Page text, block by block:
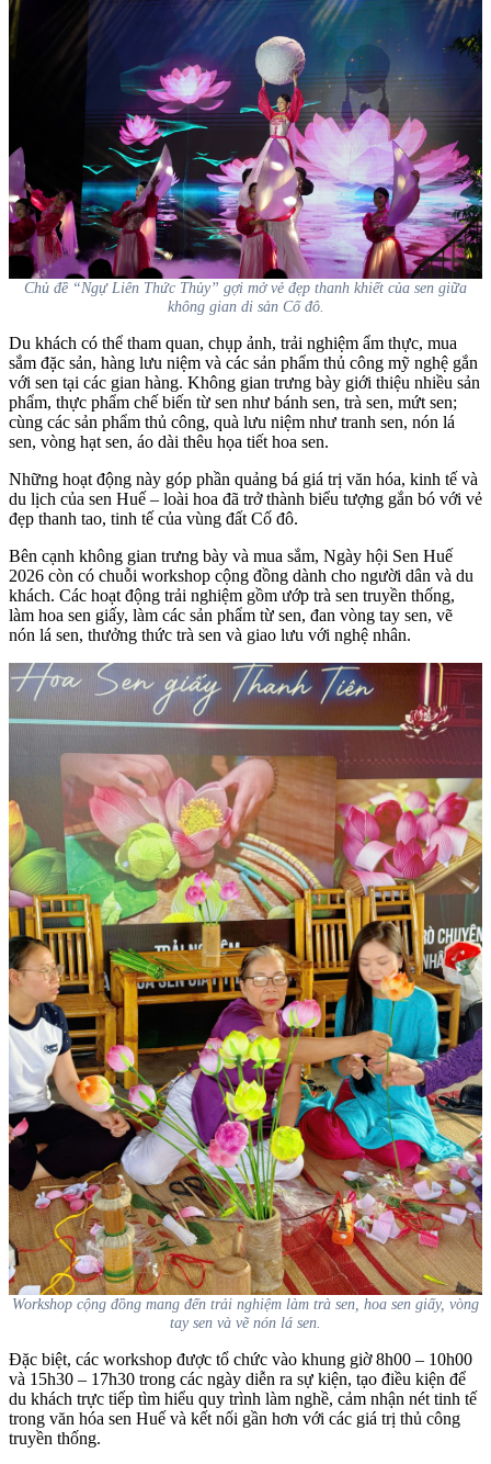
Chủ đề “Ngự Liên Thức Thủy” gợi mở vẻ đẹp thanh khiết của sen giữa
không gian di sản Cố đô.
Du khách có thể tham quan, chụp ảnh, trải nghiệm ẩm thực, mua
sắm đặc sản, hàng lưu niệm và các sản phẩm thủ công mỹ nghệ gắn
với sen tại các gian hàng. Không gian trưng bày giới thiệu nhiều sản
phẩm, thực phẩm chế biến từ sen như bánh sen, trà sen, mứt sen;
cùng các sản phẩm thủ công, quà lưu niệm như tranh sen, nón lá
sen, vòng hạt sen, áo dài thêu họa tiết hoa sen.
Những hoạt động này góp phần quảng bá giá trị văn hóa, kinh tế và
du lịch của sen Huế – loài hoa đã trở thành biểu tượng gắn bó với vẻ
đẹp thanh tao, tinh tế của vùng đất Cố đô.
Bên cạnh không gian trưng bày và mua sắm, Ngày hội Sen Huế
2026 còn có chuỗi workshop cộng đồng dành cho người dân và du
khách. Các hoạt động trải nghiệm gồm ướp trà sen truyền thống,
làm hoa sen giấy, làm các sản phẩm từ sen, đan vòng tay sen, vẽ
nón lá sen, thưởng thức trà sen và giao lưu với nghệ nhân.
Workshop cộng đồng mang đến trải nghiệm làm trà sen, hoa sen giấy, vòng
tay sen và vẽ nón lá sen.
Đặc biệt, các workshop được tổ chức vào khung giờ 8h00 – 10h00
và 15h30 – 17h30 trong các ngày diễn ra sự kiện, tạo điều kiện để
du khách trực tiếp tìm hiểu quy trình làm nghề, cảm nhận nét tinh tế
trong văn hóa sen Huế và kết nối gần hơn với các giá trị thủ công
truyền thống.